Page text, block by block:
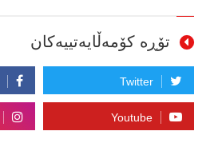
تۆڕە کۆمەڵایەتییەکان